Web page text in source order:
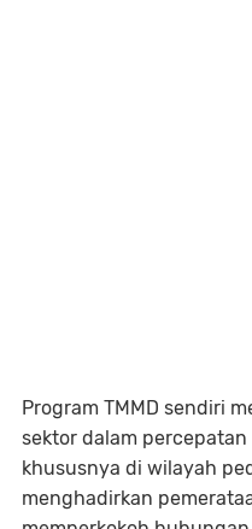
Program TMMD sendiri
sektor dalam
khususnya di wilayah
menghadirkan